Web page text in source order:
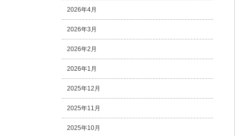
2026年4月
2026年3月
2026年2月
2026年1月
2025年12月
2025年11月
2025年10月